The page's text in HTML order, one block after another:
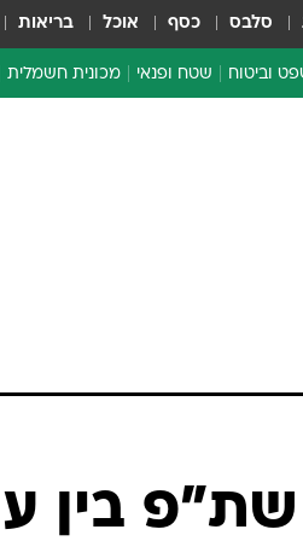
סלבס כסף אוכל בריאות
וביטוח שטח ופנאי מכונית חשמלית
שת"פ בין